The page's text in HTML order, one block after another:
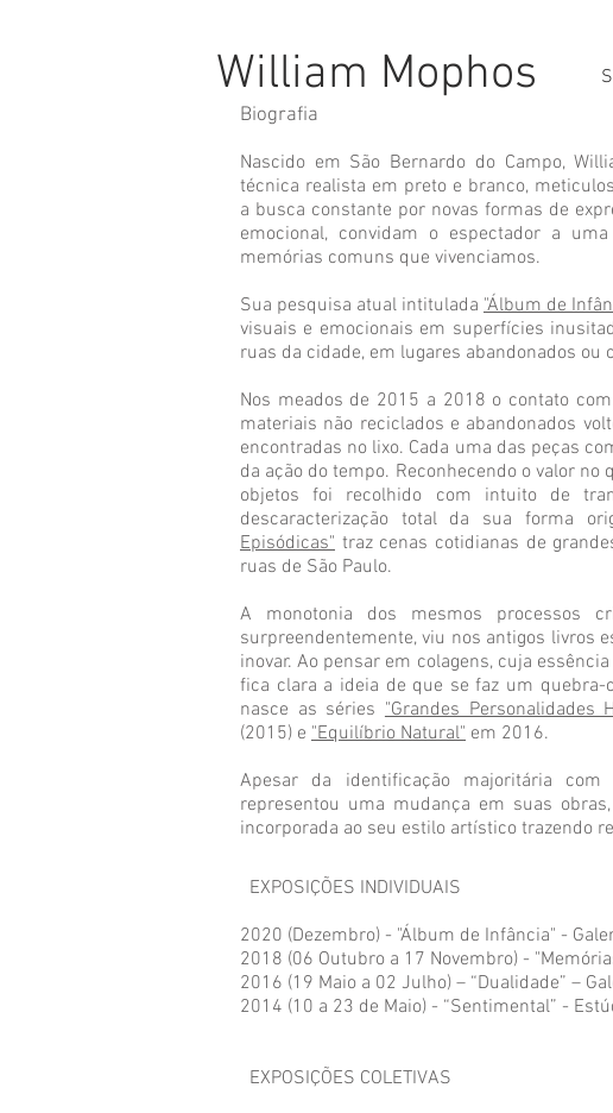
William Mophos
Biografia
Nascido em São Bernardo do Campo,
técnica realista em preto e branco,
a busca constante por novas formas de
emocional, convidam o espectador a
memórias comuns que vivenciamos.
Sua pesquisa atual intitulada "Álbum de
visuais e emocionais em superfícies
ruas da cidade, em lugares abandonados ou
Nos meados de 2015 a 2018 o contato
materiais não reciclados e abandonados
encontradas no lixo. Cada uma das peças
da ação do tempo. Reconhecendo o valor
objetos foi recolhido com intuito de
descaracterização total da sua forma
Episódicas" traz cenas cotidianas de
ruas de São Paulo.
A monotonia dos mesmos processos
surpreendentemente, viu nos antigos livros
inovar. Ao pensar em colagens, cuja
fica clara a ideia de que se faz um
nasce as séries "Grandes Personalidades
(2015) e "Equilíbrio Natural" em 2016.
Apesar da identificação majoritária
representou uma mudança em suas
incorporada ao seu estilo artístico trazendo
EXPOSIÇÕES INDIVIDUAIS
2020 (Dezembro) - "Álbum de Infância" -
2018 (06 Outubro a 17 Novembro) -
2016 (19 Maio a 02 Julho) – “Dualidade” –
2014 (10 a 23 de Maio) - “Sentimental” -
EXPOSIÇÕES COLETIVAS